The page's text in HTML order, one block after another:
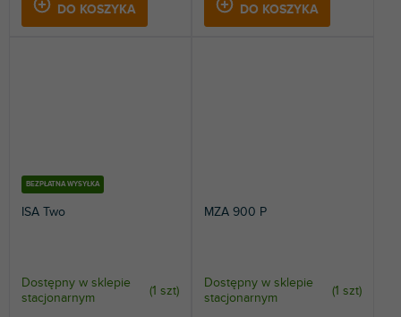
DO KOSZYKA DO KOSZYKA
BEZPŁATNA WYSYŁKA
ISA Two
Dostępny w sklepie
stacjonarnym
(1 szt)
MZA 900 P
Dostępny w sklepie
stacjonarnym
(1 szt)